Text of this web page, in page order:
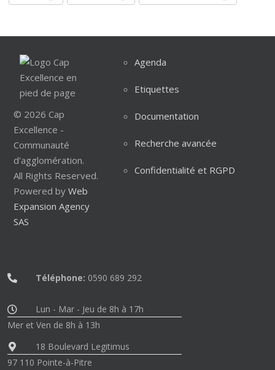
© 2026 Cap
Excellence -
Communauté
d'agglomération.
All Rights Reserved.
Powered by Web
Expansion Agency
SAS
Agenda
Etiquettes
Documentation
Recherche avancée
Confidentialité et RGPD
Téléphone: 0590 689 292
Lun - Mar - Jeu de 8h à 17h
Mer et Ven de 8h à 13h
18 Boulevard Legitimus
97 110 Pointe-à-Pitre